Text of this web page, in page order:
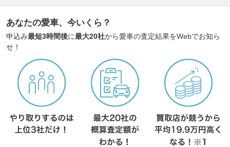
あなたの愛車、今いくら？
申込み最短3時間後に最大20社から愛車の査定結果をWebでお知ら
せ！